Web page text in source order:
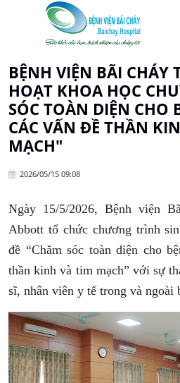
Giới thiệu
Chuyên khoa
Dịch vụ y tế
Dành cho khách hàng
BỆNH VIỆN BÃI CHÁY
HOẠT KHOA HỌC
SÓC TOÀN DIỆN CHO
CÁC VẤN ĐỀ THẦN
MẠCH"
2026/05/15 09:08
Ngày 15/5/2026,Bệnh viện
Abbott tổ chức chương trình
đề “Chăm sóc toàn diện cho
thần kinh và tim mạch” với sự
sĩ, nhân viên y tế trong và ngoài